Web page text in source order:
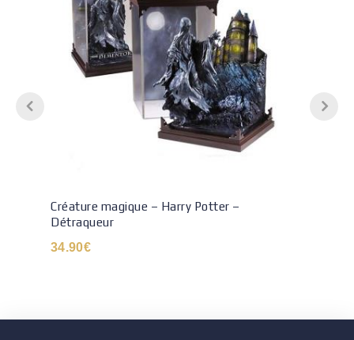
Créature magique – Harry Potter –
Détraqueur
34.90€